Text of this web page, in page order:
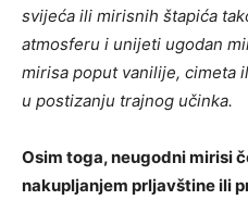
svijeća ili mirisnih štapića
atmosferu i unijeti ugodan
mirisa poput vanilije, cimeta
u postizanju trajnog učinka.
Osim toga, neugodni mirisi
nakupljanjem prljavštine ili